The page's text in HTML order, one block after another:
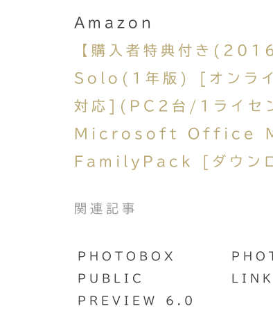
Amazon
【購入者特典付き
Solo(1年版) [オンラ
対応](PC2台/1ライセ
Microsoft Office
FamilyPack [ダウン
関連記事
PHOTOBOX
PUBLIC
PREVIEW 6.0
LINK